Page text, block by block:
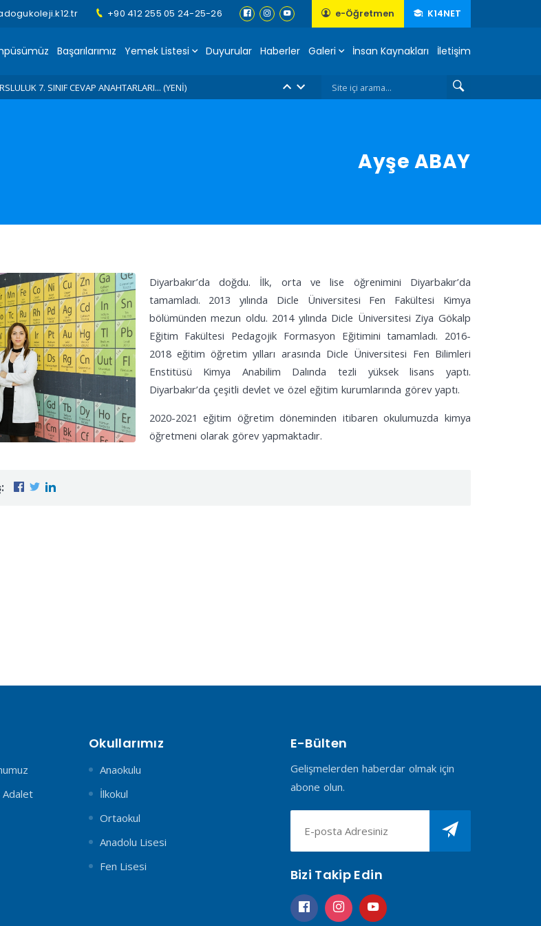
+90 412 255 05 24-25-26 e-Öğretmen K14NET
Başarılarımız Yemek Listesi Duyurular Haberler Galeri İnsan Kaynakları İletişim
7. SINIF CEVAP ANAHTARLARI... (YENİ)
Gezimiz... (YENİ)
(YENİ)
7. SINIF CEVAP ANAHTARLARI... (YENİ)
Ayşe ABAY
Diyarbakır’da doğdu. İlk, orta ve lise öğrenimini Diyarbakır’da
tamamladı. 2013 yılında Dicle Üniversitesi Fen Fakültesi Kimya
bölümünden mezun oldu. 2014 yılında Dicle Üniversitesi Ziya Gökalp
Eğitim Fakültesi Pedagojik Formasyon Eğitimini tamamladı. 2016-
2018 eğitim öğretim yılları arasında Dicle Üniversitesi Fen Bilimleri
Enstitüsü Kimya Anabilim Dalında tezli yüksek lisans yaptı.
Diyarbakır’da çeşitli devlet ve özel eğitim kurumlarında görev yaptı.
2020-2021 eğitim öğretim döneminden itibaren okulumuzda kimya
öğretmeni olarak görev yapmaktadır.
Adalet
Okullarımız
Anaokulu
İlkokul
Ortaokul
Anadolu Lisesi
Fen Lisesi
E-Bülten
Gelişmelerden haberdar olmak için
abone olun.
Bizi Takip Edin